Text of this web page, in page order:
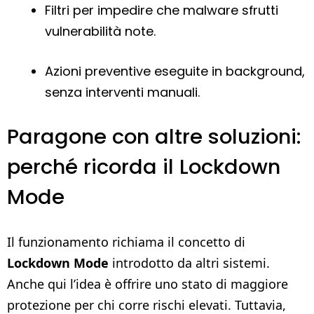
Filtri per impedire che malware sfrutti
vulnerabilità note.
Azioni preventive eseguite in background,
senza interventi manuali.
Paragone con altre soluzioni:
perché ricorda il Lockdown
Mode
Il funzionamento richiama il concetto di
Lockdown Mode introdotto da altri sistemi.
Anche qui l’idea è offrire uno stato di maggiore
protezione per chi corre rischi elevati. Tuttavia,